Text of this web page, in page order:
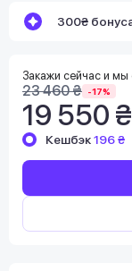
300₴
Закажи сейчас и мы
23 460 ₴ -17%
19 550 ₴
Кешбэк196 ₴